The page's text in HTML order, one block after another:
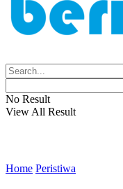
No Result
View All Result
Home Peristiwa